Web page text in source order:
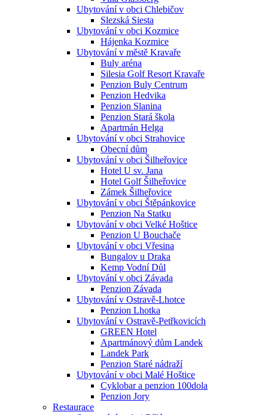
Ubytování v obci Chlebičov
Slezská Siesta
Ubytování v obci Kozmice
Hájenka Kozmice
Ubytování v městě Kravaře
Buly aréna
Silesia Golf Resort Kravaře
Penzion Buly Centrum
Penzion Hedvika
Penzion Slanina
Penzion Stará škola
Apartmán Helga
Ubytování v obci Strahovice
Obecní dům
Ubytování v obci Šilheřovice
Hotel U sv. Jana
Hotel Golf Šilheřovice
Zámek Šilheřovice
Ubytování v obci Štěpánkovice
Penzion Na Statku
Ubytování v obci Velké Hoštice
Penzion U Bouchače
Ubytování v obci Vřesina
Bungalov u Draka
Kemp Vodní Důl
Ubytování v obci Závada
Penzion Závada
Ubytování v Ostravě-Lhotce
Penzion Lhotka
Ubytování v Ostravě-Petřkovicích
GREEN Hotel
Apartmánový dům Landek
Landek Park
Penzion Staré nádraží
Ubytování v obci Malé Hoštice
Cyklobar a penzion 100dola
Penzion Jory
Restaurace